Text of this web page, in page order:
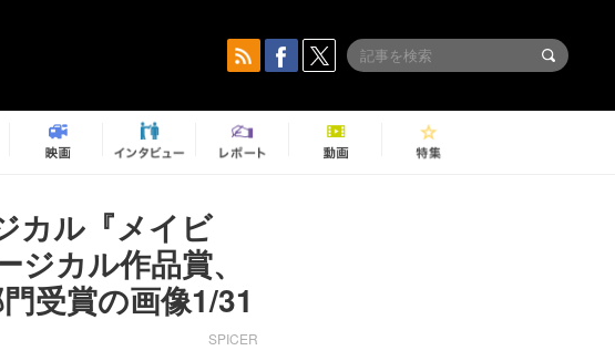
カル『メイビ
カル作品賞、
受賞の画像1/31
SPICER